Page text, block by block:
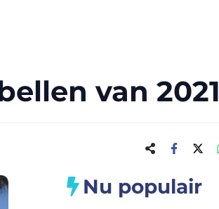
van 2021
Nu populair